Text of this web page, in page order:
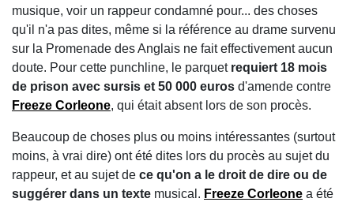
musique, voir un rappeur condamné pour... des choses
qu'il n'a pas dites, même si la référence au drame survenu
sur la Promenade des Anglais ne fait effectivement aucun
doute. Pour cette punchline, le parquet requiert 18 mois
de prison avec sursis et 50 000 euros d'amende contre
Freeze Corleone, qui était absent lors de son procès.
Beaucoup de choses plus ou moins intéressantes (surtout
moins, à vrai dire) ont été dites lors du procès au sujet du
rappeur, et au sujet de ce qu'on a le droit de dire ou de
suggérer dans un texte musical. Freeze Corleone a été